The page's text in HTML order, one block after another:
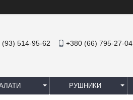
(93) 514-95-62 +380 (66) 795-27-04
РУШНИКИ